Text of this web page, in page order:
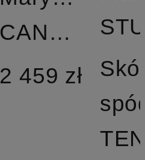
CANTICO
2 459 zł